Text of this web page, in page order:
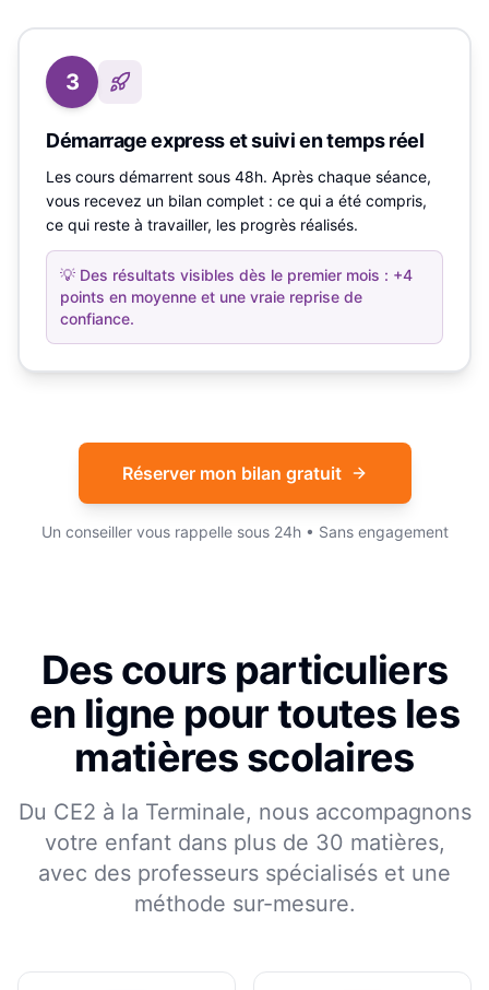
3
Démarrage express et suivi en temps réel
Les cours démarrent sous 48h. Après chaque séance,
vous recevez un bilan complet : ce qui a été compris,
ce qui reste à travailler, les progrès réalisés.
💡 Des résultats visibles dès le premier mois : +4
points en moyenne et une vraie reprise de
confiance.
Réserver mon bilan gratuit
Un conseiller vous rappelle sous 24h • Sans engagement
Des cours particuliers
en ligne pour toutes les
matières scolaires
Du CE2 à la Terminale, nous accompagnons
votre enfant dans plus de 30 matières,
avec des professeurs spécialisés et une
méthode sur-mesure.